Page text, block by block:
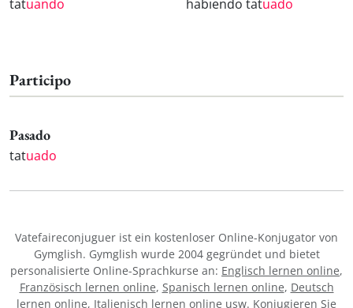
tatuando habiendo tatuado
Participo
Pasado
tatuado
Vatefaireconjuguer ist ein kostenloser Online-Konjugator von
Gymglish. Gymglish wurde 2004 gegründet und bietet
personalisierte Online-Sprachkurse an: Englisch lernen online,
Französisch lernen online, Spanisch lernen online, Deutsch
lernen online, Italienisch lernen online usw. Konjugieren Sie